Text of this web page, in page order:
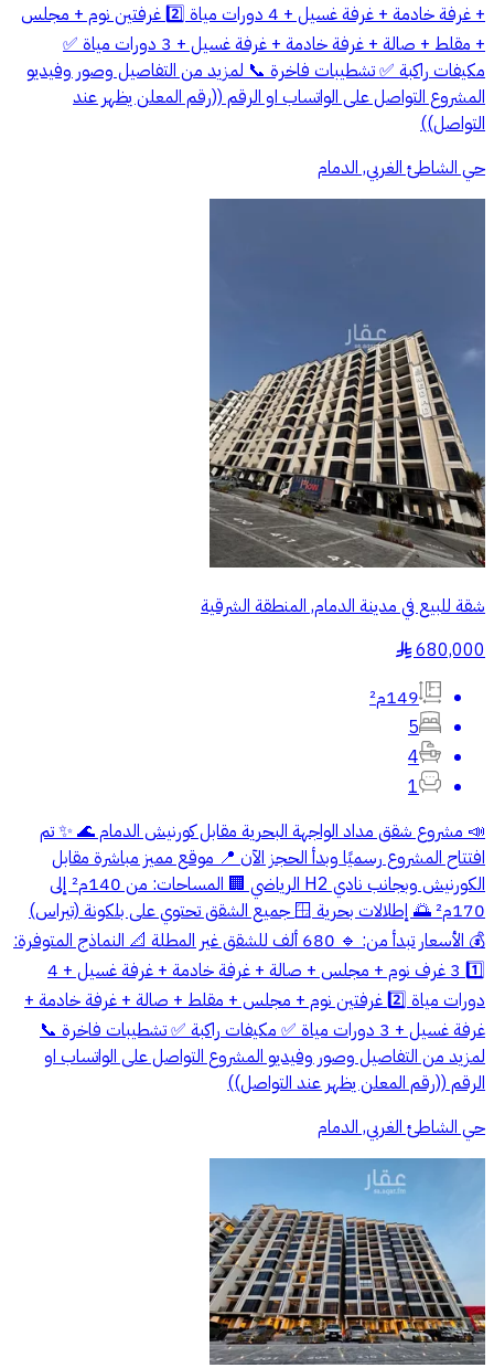
+ غرفة خادمة + غرفة غسيل + 4 دورات مياة 2️⃣ غرفتين نوم + مجلس
+ مقلط + صالة + غرفة خادمة + غرفة غسيل + 3 دورات مياة ✅
مكيفات راكبة ✅ تشطيبات فاخرة 📞 لمزيد من التفاصيل وصور وفيديو
المشروع التواصل على الواتساب او الرقم ((رقم المعلن يظهر عند
التواصل))
حي الشاطئ الغربي, الدمام
شقة للبيع في مدينة الدمام, المنطقة الشرقية
680,000
§
149م²
5
4
1
📣 مشروع شقق مداد الواجهة البحرية مقابل كورنيش الدمام 🌊 ✨ تم
افتتاح المشروع رسميًا وبدأ الحجز الآن 📍 موقع مميز مباشرة مقابل
الكورنيش وبجانب نادي H2 الرياضي 🏢 المساحات: من 140م² إلى
170م² 🌅 إطلالات بحرية 🪟 جميع الشقق تحتوي على بلكونة (تيراس)
💰 الأسعار تبدأ من: 🔹 680 ألف للشقق غير المطلة 📐 النماذج المتوفرة:
1️⃣ 3 غرف نوم + مجلس + صالة + غرفة خادمة + غرفة غسيل + 4
دورات مياة 2️⃣ غرفتين نوم + مجلس + مقلط + صالة + غرفة خادمة +
غرفة غسيل + 3 دورات مياة ✅ مكيفات راكبة ✅ تشطيبات فاخرة 📞
لمزيد من التفاصيل وصور وفيديو المشروع التواصل على الواتساب او
الرقم ((رقم المعلن يظهر عند التواصل))
حي الشاطئ الغربي, الدمام